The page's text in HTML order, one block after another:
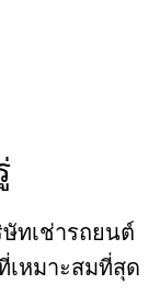
ทเช่ารถยนต์
เหมาะสมที่สุด